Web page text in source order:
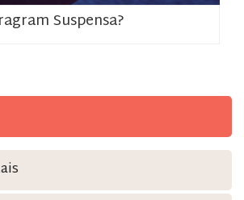
Suspensa?